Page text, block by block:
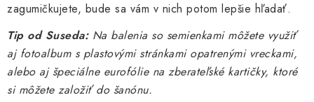
zagumičkujete, bude sa vám v nich potom lepšie hľadať.
Tip od Suseda: Na balenia so semienkami môžete využiť
aj fotoalbum s plastovými stránkami opatrenými vreckami,
alebo aj špeciálne eurofólie na zberateľské kartičky, ktoré
si môžete založiť do šanónu.